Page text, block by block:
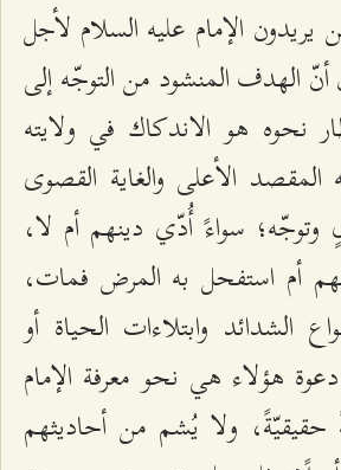
يريدون الإمام عليه السلام لأجل
أنّ الهدف المنشود من التوجّه إلى
نحوه هو الاندكاك في ولايته
المقصد الأعلى والغاية القصوى
سواءً أُدّي دينهم أم لا،
أم استفحل به المرض فمات،
الشدائد وابتلاءات الحياة أو
هؤلاء هي نحو معرفة الإمام
حقيقيّةً، ولا يُشم من أحاديثهم